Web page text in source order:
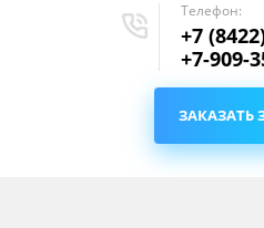
Телефон:
+7
+7-909-
ЗАКАЗАТЬ